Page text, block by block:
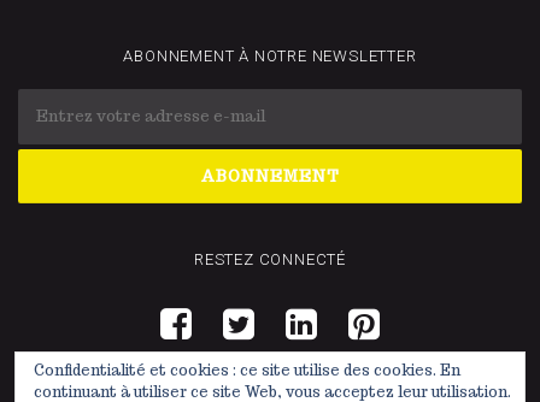
ABONNEMENT À NOTRE NEWSLETTER
RESTEZ CONNECTÉ
Confidentialité et cookies : ce site utilise des cookies. En
continuant à utiliser ce site Web, vous acceptez leur utilisation.